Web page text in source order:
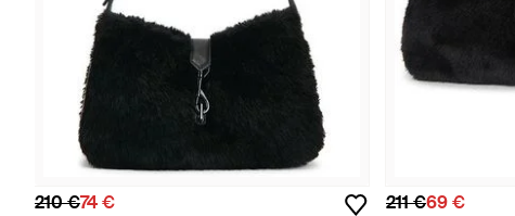
210 €74 € 211 €69 €